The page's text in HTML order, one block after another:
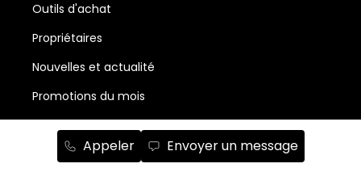
Appeler Envoyer un message
Outils d'achat
Propriétaires
Nouvelles et actualité
Promotions du mois
Salle de montre Chrysler, Jeep, RAM, Dodge et Fiat
Abonnement à l'infolettre